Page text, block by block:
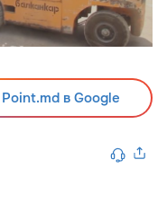
в Google